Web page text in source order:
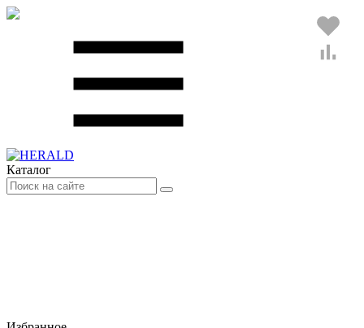
Каталог